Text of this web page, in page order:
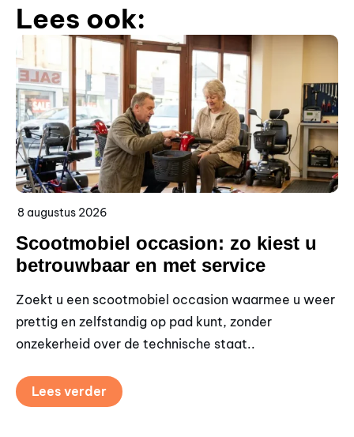
Lees ook:
8 augustus 2026
Scootmobiel occasion: zo kiest u
betrouwbaar en met service
Zoekt u een scootmobiel occasion waarmee u weer
prettig en zelfstandig op pad kunt, zonder
onzekerheid over de technische staat..
Lees verder